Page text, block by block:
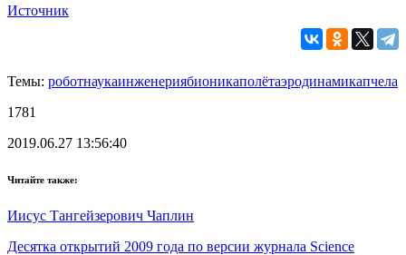
Источник
Темы: роботнаукаинженериябионикаполётаэродинамикапчела
1781
2019.06.27 13:56:40
Читайте также:
Иисус Тангейзерович Чаплин
Десятка открытий 2009 года по версии журнала Science